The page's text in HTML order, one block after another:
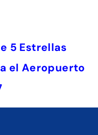
5 Estrellas
el Aeropuerto